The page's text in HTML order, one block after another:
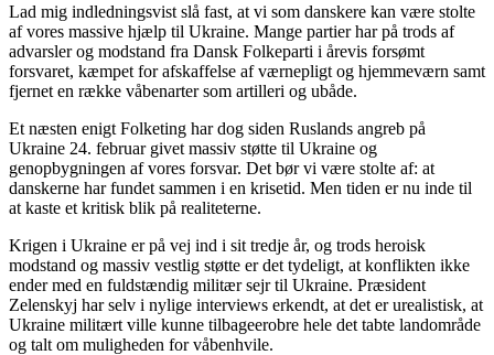
Lad mig indledningsvist slå fast, at vi som danskere kan være stolte
af vores massive hjælp til Ukraine. Mange partier har på trods af
advarsler og modstand fra Dansk Folkeparti i årevis forsømt
forsvaret, kæmpet for afskaffelse af værnepligt og hjemmeværn samt
fjernet en række våbenarter som artilleri og ubåde.
Et næsten enigt Folketing har dog siden Ruslands angreb på
Ukraine 24. februar givet massiv støtte til Ukraine og
genopbygningen af vores forsvar. Det bør vi være stolte af: at
danskerne har fundet sammen i en krisetid. Men tiden er nu inde til
at kaste et kritisk blik på realiteterne.
Krigen i Ukraine er på vej ind i sit tredje år, og trods heroisk
modstand og massiv vestlig støtte er det tydeligt, at konflikten ikke
ender med en fuldstændig militær sejr til Ukraine. Præsident
Zelenskyj har selv i nylige interviews erkendt, at det er urealistisk, at
Ukraine militært ville kunne tilbageerobre hele det tabte landområde
og talt om muligheden for våbenhvile.